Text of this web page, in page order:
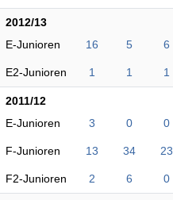
2012/13
E-Junioren
16 5 6
E2-Junioren 1 1 1
2011/12
E-Junioren
3 0 0
F-Junioren 13 34 23
F2-Junioren 2 6 0